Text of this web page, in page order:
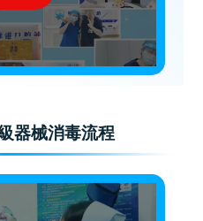
器械消毒流程